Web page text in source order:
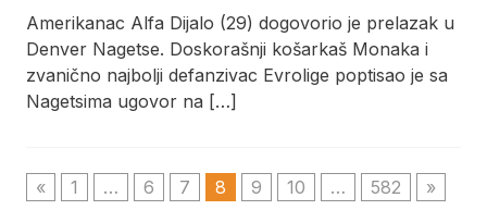
Amerikanac Alfa Dijalo (29) dogovorio je prelazak u
Denver Nagetse. Doskorašnji košarkaš Monaka i
zvanično najbolji defanzivac Evrolige poptisao je sa
Nagetsima ugovor na […]
« 1 … 6 7 8 9 10 … 582 »